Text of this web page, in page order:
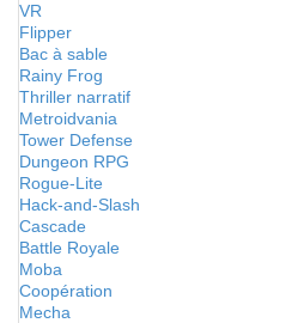
VR
Flipper
Bac à sable
Rainy Frog
Thriller narratif
Metroidvania
Tower Defense
Dungeon RPG
Rogue-Lite
Hack-and-Slash
Cascade
Battle Royale
Moba
Coopération
Mecha